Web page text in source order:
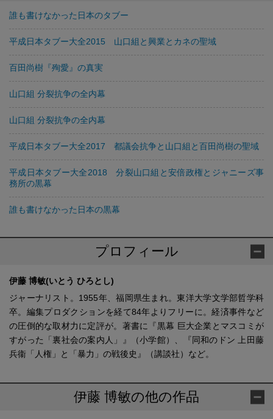
誰も書けなかった日本のタブー
平成日本タブー大全2015 山口組と興業とカネの聖域
百田尚樹『殉愛』の真実
山口組 分裂抗争の全内幕
山口組 分裂抗争の全内幕
平成日本タブー大全2017 都議会抗争と山口組と百田尚樹の聖域
平成日本タブー大全2018 分裂山口組と安倍政権とジャニーズ事
務所の黒幕
誰も書けなかった日本の黒幕
プロフィール
伊藤 博敏(いとう ひろとし)
ジャーナリスト。1955年、福岡県生まれ。東洋大学文学部哲学科
卒。編集プロダクションを経て84年よりフリーに。経済事件など
の圧倒的な取材力に定評が。著書に『黒幕 巨大企業とマスコミが
すがった「裏社会の案内人」』（小学館）、『同和のドン 上田藤
兵衞「人権」と「暴力」の戦後史』（講談社）など。
伊藤 博敏の他の作品